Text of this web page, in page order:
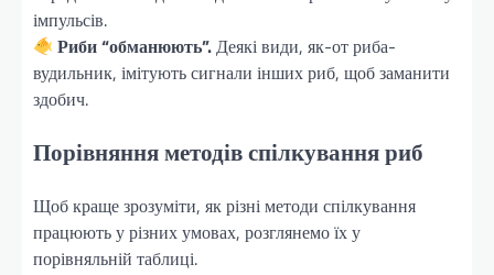
імпульсів.
Риби “обманюють”.Деякі види, як-от риба-
вудильник, імітують сигнали інших риб, щоб заманити
здобич.
Порівняння методів спілкування риб
Щоб краще зрозуміти, як різні методи спілкування
працюють у різних умовах, розглянемо їх у
порівняльній таблиці.